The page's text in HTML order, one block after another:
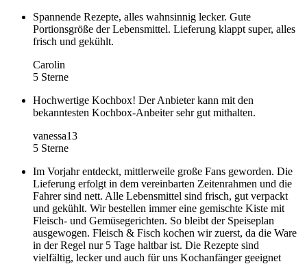
Spannende Rezepte, alles wahnsinnig lecker. Gute
Portionsgröße der Lebensmittel. Lieferung klappt super, alles
frisch und gekühlt.
Carolin
5 Sterne
Hochwertige Kochbox! Der Anbieter kann mit den
bekanntesten Kochbox-Anbeiter sehr gut mithalten.
vanessa13
5 Sterne
Im Vorjahr entdeckt, mittlerweile große Fans geworden. Die
Lieferung erfolgt in dem vereinbarten Zeitenrahmen und die
Fahrer sind nett. Alle Lebensmittel sind frisch, gut verpackt
und gekühlt. Wir bestellen immer eine gemischte Kiste mit
Fleisch- und Gemüsegerichten. So bleibt der Speiseplan
ausgewogen. Fleisch & Fisch kochen wir zuerst, da die Ware
in der Regel nur 5 Tage haltbar ist. Die Rezepte sind
vielfältig, lecker und auch für uns Kochanfänger geeignet